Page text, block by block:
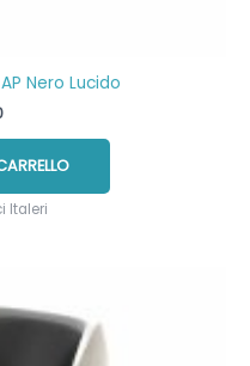
Nero Lucido
Italeri